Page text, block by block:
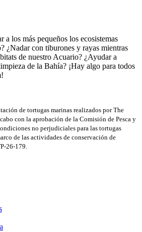
a los más pequeños los ecosistemas
¿Nadar con tiburones y rayas mientras
de nuestro Acuario? ¿Ayudar a
de la Bahía? ¡Hay algo para todos
de tortugas marinas realizados por The
con la aprobación de la Comisión de Pesca y
no perjudiciales para las tortugas
de las actividades de conservación de
26-179.